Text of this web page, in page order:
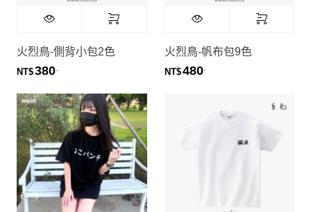
火烈鳥-側背小包2色
NT$380
火烈鳥-帆布包9色
NT$480